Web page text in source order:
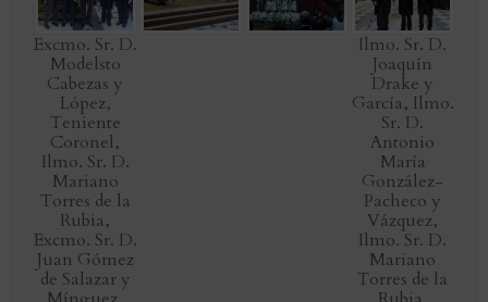
Excmo. Sr. D.
Modelsto
Cabezas y
López,
Teniente
Coronel,
Ilmo. Sr. D.
Mariano
Torres de la
Rubia,
Excmo. Sr. D.
Juan Gómez
de Salazar y
Ilmo. Sr. D.
Joaquín
Drake y
García, Ilmo.
Sr. D.
Antonio
María
González-
Pacheco y
Vázquez,
Ilmo. Sr. D.
Mariano
Torres de la